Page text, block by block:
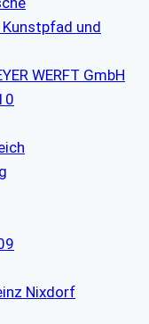
und
WERFT GmbH
Nixdorf